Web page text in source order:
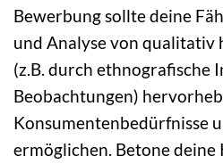
Bewerbung sollte deine
und Analyse von qualitativ
(z.B. durch ethnografische
Beobachtungen)
Konsumentenbedürfnisse
ermöglichen. Betone deine